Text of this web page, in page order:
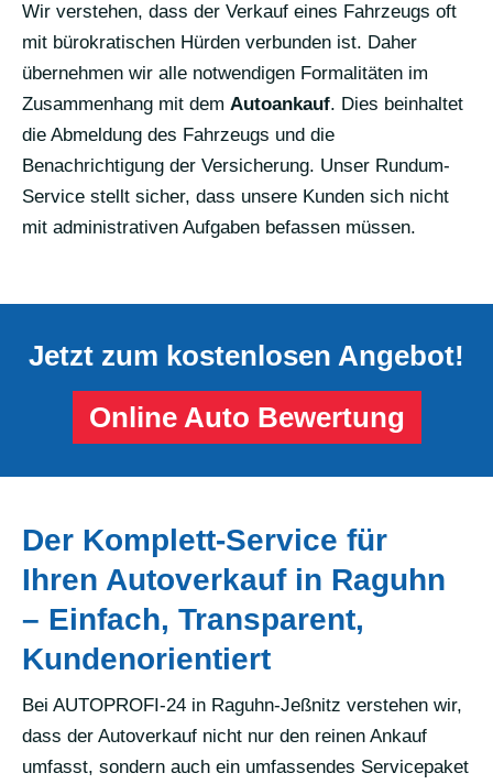
Wir verstehen, dass der Verkauf eines Fahrzeugs oft
mit bürokratischen Hürden verbunden ist. Daher
übernehmen wir alle notwendigen Formalitäten im
Zusammenhang mit dem Autoankauf. Dies beinhaltet
die Abmeldung des Fahrzeugs und die
Benachrichtigung der Versicherung. Unser Rundum-
Service stellt sicher, dass unsere Kunden sich nicht
mit administrativen Aufgaben befassen müssen.
Jetzt zum kostenlosen Angebot!
Online Auto Bewertung
Der Komplett-Service für
Ihren Autoverkauf in Raguhn
– Einfach, Transparent,
Kundenorientiert
Bei AUTOPROFI-24 in Raguhn-Jeßnitz verstehen wir,
dass der Autoverkauf nicht nur den reinen Ankauf
umfasst, sondern auch ein umfassendes Servicepaket